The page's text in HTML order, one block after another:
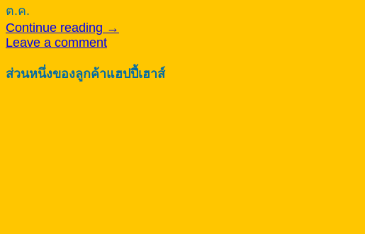
ต.ค.
Continue reading →
Leave a comment
ส่วนหนึ่งของลูกค้าแฮปปี้เฮาส์